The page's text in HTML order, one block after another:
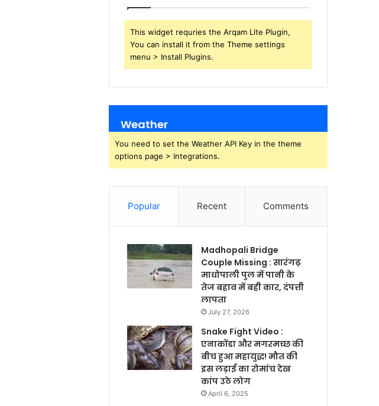
This widget requries the Arqam Lite Plugin,
You can install it from the Theme settings
menu > Install Plugins.
Weather
You need to set the Weather API Key in the theme
options page > Integrations.
Popular Recent Comments
Madhopali Bridge
Couple Missing : सारंगढ़
माधोपाली पुल में पानी के
तेज बहाव में बही कार, दंपत्ती
लापता
July 27, 2026
Snake Fight Video :
एनाकोंडा और मगरमच्छ की
बीच हुआ महायुद्ध! मौत की
इस लड़ाई का रोमांच देख
कांप उठे लोग
April 6, 2025